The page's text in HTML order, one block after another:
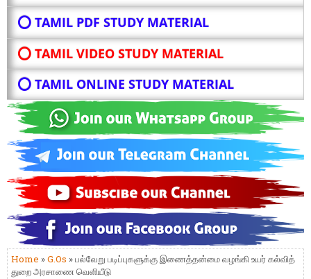
⭕ TAMIL PDF STUDY MATERIAL
⭕ TAMIL VIDEO STUDY MATERIAL
⭕ TAMIL ONLINE STUDY MATERIAL
Home »G.Os » பல்வேறு படிப்புகளுக்கு இணைத்தன்மை வழங்கி உயர் கல்வித்
துறை அரசாணை வெளியீடு